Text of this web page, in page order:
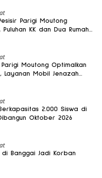
Parigi Moutong
KK dan Dua Rumah
Moutong Optimalkan
Layanan Mobil Jenazah
2.000 Siswa di
Oktober 2026
di Banggai Jadi Korban